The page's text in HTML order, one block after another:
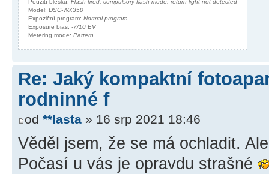
Použití blesku: Flash fired, compulsory flash mode, return light not detected
Model: DSC-WX350
Expoziční program: Normal program
Exposure bias: -7/10 EV
Metering mode: Pattern
Re: Jaký kompaktní
rodninné f
od **lasta » 16 srp 2021 18:46
Věděl jsem, že se má ochladit.
Počasí u vás je opravdu strašné